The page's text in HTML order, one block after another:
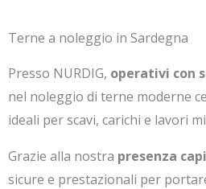
Terne a noleggio in Sardegna
Presso NURDIG, operativi con
nel noleggio di terne moderne
ideali per scavi, carichi e lavori
Grazie alla nostra presenza
sicure e prestazionali per